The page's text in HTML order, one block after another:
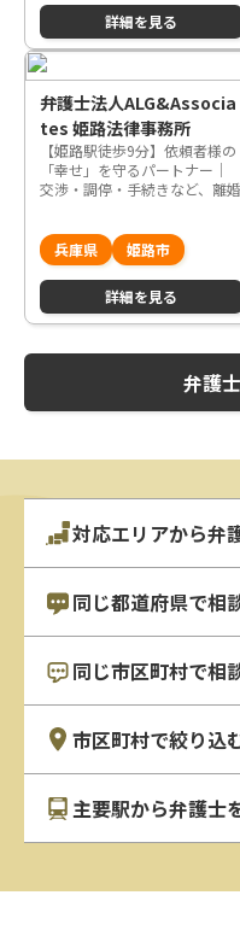
詳細を見る
弁護士法人ALG&Associa
tes 姫路法律事務所
【姫路駅徒歩9分】依頼者様の
「幸せ」を守るパートナー｜
交渉・調停・手続きなど、離婚
兵庫県
姫路市
詳細を見る
弁護
対応エリアから弁
同じ都道府県で相
同じ市区町村で相
市区町村で絞り込
主要駅から弁護士